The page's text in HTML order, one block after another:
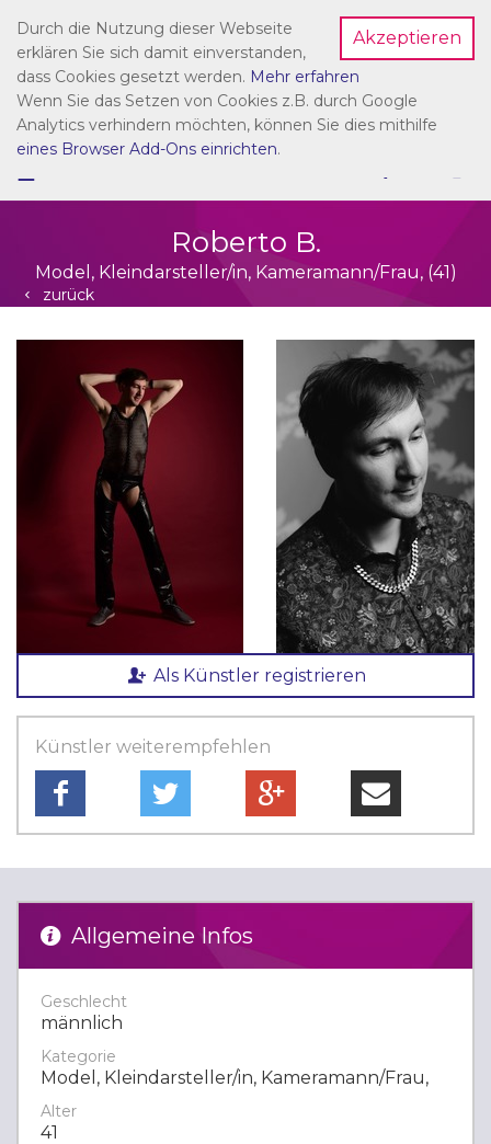
Dein Account
☰
Roberto B.
zurück
Model, Kleindarsteller/in, Kameramann/Frau, (41)
Als Künstler registrieren
Künstler weiterempfehlen
Allgemeine Infos
Geschlecht
männlich
Kategorie
Model, Kleindarsteller/in, Kameramann/Frau,
Alter
41
Akzeptieren
Durch die Nutzung dieser Webseite
erklären Sie sich damit einverstanden,
dass Cookies gesetzt werden. Mehr erfahren
Wenn Sie das Setzen von Cookies z.B. durch Google
Analytics verhindern möchten, können Sie dies mithilfe
eines Browser Add-Ons einrichten.